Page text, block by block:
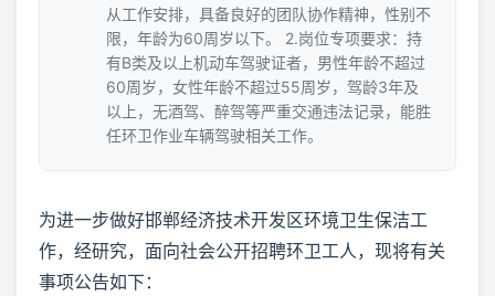
从工作安排，具备良好的团队协作精神，性别不
限，年龄为60周岁以下。 2.岗位专项要求：持
有B类及以上机动车驾驶证者，男性年龄不超过
60周岁，女性年龄不超过55周岁，驾龄3年及
以上，无酒驾、醉驾等严重交通违法记录，能胜
任环卫作业车辆驾驶相关工作。
为进一步做好邯郸经济技术开发区环境卫生保洁工
作，经研究，面向社会公开招聘环卫工人，现将有关
事项公告如下：